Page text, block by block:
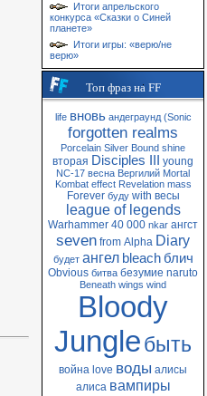
Итоги апрельского
конкурса «Сказки о Синей
планете»
Итоги игры: «верю/не
верю»
Топ фраз на FF
life вновь андеграунд (Sonic
forgotten realms
Porcelain Silver Bound shine
вторая Disciples III young
NC-17 весна Вергилий Mortal
Kombat effect Revelation mass
Forever буду with весы
league of legends
Warhammer 40 000 nkar ангст
seven from Alpha Diary
будет ангел bleach блич
Obvious битва безумие naruto
Beneath wings wind
Bloody
Jungleбыть
война love воды алисы
алиса вампиры